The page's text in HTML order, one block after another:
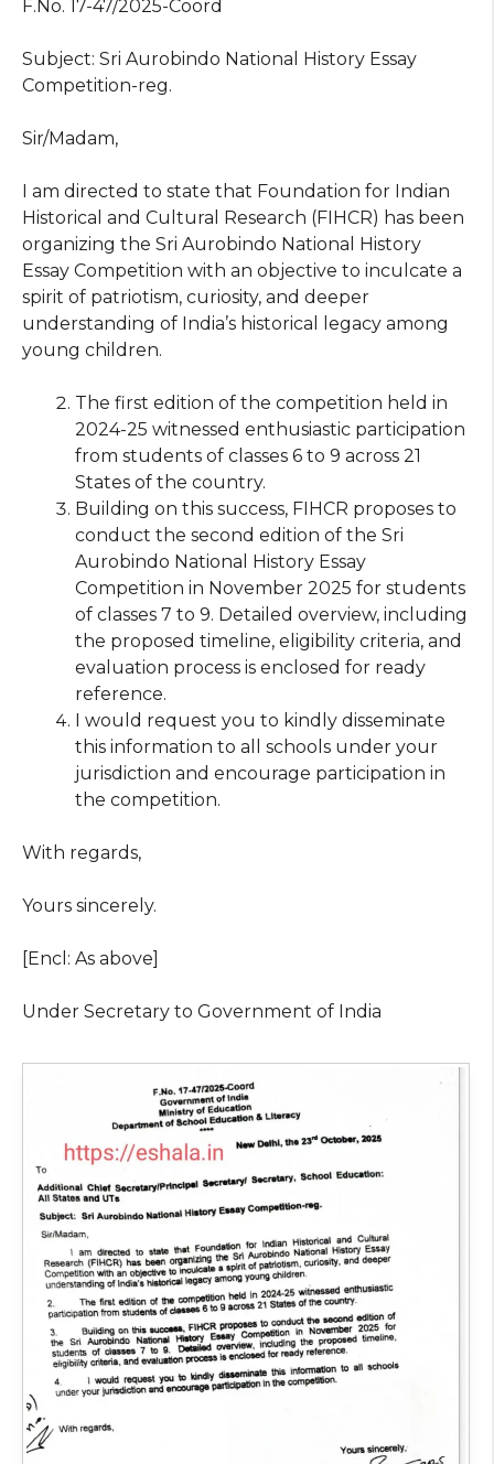
F.No. 17-47/2025-Coord
Subject: Sri Aurobindo National History Essay
Competition-reg.
Sir/Madam,
I am directed to state that Foundation for Indian
Historical and Cultural Research (FIHCR) has been
organizing the Sri Aurobindo National History
Essay Competition with an objective to inculcate a
spirit of patriotism, curiosity, and deeper
understanding of India’s historical legacy among
young children.
The first edition of the competition held in
2024-25 witnessed enthusiastic participation
from students of classes 6 to 9 across 21
States of the country.
Building on this success, FIHCR proposes to
conduct the second edition of the Sri
Aurobindo National History Essay
Competition in November 2025 for students
of classes 7 to 9. Detailed overview, including
the proposed timeline, eligibility criteria, and
evaluation process is enclosed for ready
reference.
I would request you to kindly disseminate
this information to all schools under your
jurisdiction and encourage participation in
the competition.
With regards,
Yours sincerely.
[Encl: As above]
Under Secretary to Government of India